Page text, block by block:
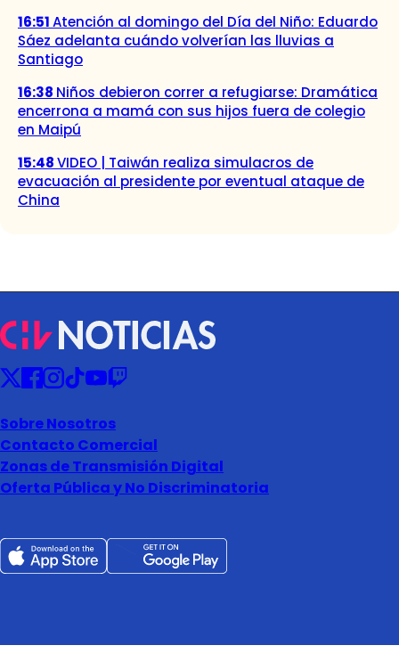
16:51Atención al domingo del Día del Niño: Eduardo
Sáez adelanta cuándo volverían las lluvias a
Santiago
16:38 Niños debieron correr a refugiarse: Dramática
encerrona a mamá con sus hijos fuera de colegio
en Maipú
15:48VIDEO | Taiwán realiza simulacros de
evacuación al presidente por eventual ataque de
China
Sobre Nosotros
Contacto Comercial
Zonas de Transmisión Digital
Oferta Pública y No Discriminatoria